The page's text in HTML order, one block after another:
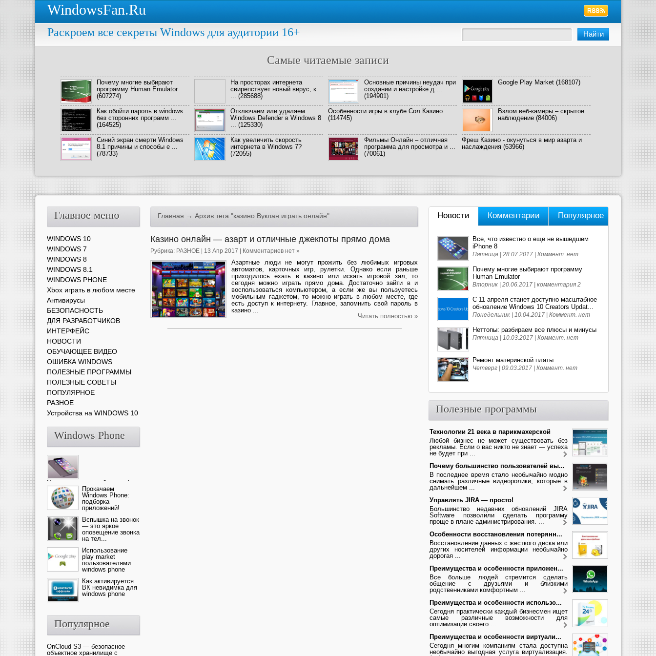
WindowsFan.Ru
Раскроем все секреты Windows для аудитории 16+
Самые читаемые записи
Почему многие выбирают
программу Human Emulator
(607274)
На просторах интернета
свирепствует новый вирус, к
... (285688)
Основные причины неудач при
создании и настройке д ...
(194901)
Google Play Market (168107)
Как обойти пароль в windows
без сторонних программ ...
(164525)
Отключаем или удаляем
Windows Defender в Windows 8
... (125330)
Особенности игры в клубе Сол Казино
(114745)
Взлом веб-камеры – скрытое
наблюдение (84006)
Синий экран смерти Windows
8.1 причины и способы е ...
(78733)
Как увеличить скорость
интернета в Windows 7?
(72055)
Фильмы Онлайн – отличная
программа для просмотра и ...
(70061)
Фреш Казино - окунуться в мир азарта и
наслаждения (63966)
Главная → Архив тега "казино Вуклан играть онлайн"
Казино онлайн — азарт и отличные джекпоты прямо дома
Рубрика: РАЗНОЕ | 13 Апр 2017 | Комментариев нет »
Азартные люди не могут прожить без любимых игровых
автоматов, карточных игр, рулетки. Однако если раньше
приходилось ехать в казино или искать игровой зал, то
сегодня можно играть прямо дома. Достаточно зайти в и
воспользоваться компьютером, а если же вы пользуетесь
мобильным гаджетом, то можно играть в любом месте, где
есть доступ к интернету. Главное, запомнить свой пароль в
казино ...
Читать полностью »
Главное меню
WINDOWS 10
WINDOWS 7
WINDOWS 8
WINDOWS 8.1
WINDOWS PHONE
Xbox играть в любом месте
Антивирусы
БЕЗОПАСНОСТЬ
ДЛЯ РАЗРАБОТЧИКОВ
ИНТЕРФЕЙС
НОВОСТИ
ОБУЧАЮЩЕЕ ВИДЕО
ОШИБКА WINDOWS
ПОЛЕЗНЫЕ ПРОГРАММЫ
ПОЛЕЗНЫЕ СОВЕТЫ
ПОПУЛЯРНОЕ
РАЗНОЕ
Устройства на WINDOWS 10
Windows Phone
Ультрасовременный смартфон
— это новика от компании Ap...
Прокачаем
Windows Phone:
подборка
приложений!
Вспышка на звонок
— это яркое
оповещение звонка
на тел...
Использование
play market
пользователями
windows phone
Как активируется
ВК невидимка для
windows phone
Популярное
OnCloud S3 — безопасное
объектное хранилище с
Новости Комментарии Популярное
Все, что известно о еще не вышедшем
iPhone 8
Пятница | 28.07.2017 | Коммент. нет
Почему многие выбирают программу
Human Emulator
Вторник | 20.06.2017 | комментария 2
С 11 апреля станет доступно масштабное
обновление Windows 10 Creators Updat...
Понедельник | 10.04.2017 | Коммент. нет
Неттопы: разбираем все плюсы и минусы
Пятница | 10.03.2017 | Коммент. нет
Ремонт материнской платы
Четверг | 09.03.2017 | Коммент. нет
Полезные программы
Технологии 21 века в парикмахерской
Любой бизнес не может существовать без
рекламы. Если о вас никто не знает — успеха
не будет при ...
Почему большинство пользователей вы...
В последнее время стало необычайно модно
снимать различные видеоролики, которые в
дальнейшем ...
Управлять JIRA — просто!
Большинство недавних обновлений JIRA
Software позволили сделать программу
проще в плане администрирования. ...
Особенности восстановления потерянн...
Восстановление данных с жесткого диска или
других носителей информации необычайно
дорогая ...
Преимущества и особенности приложен...
Все больше людей стремится сделать
общение с друзьями и близкими
родственниками комфортным ...
Преимущества и особенности использо...
Сегодня практически каждый бизнесмен ищет
самые различные возможности для
оптимизации своего ...
Преимущества и особенности виртуали...
Сегодня многим компаниям стала доступна
необычайно выгодная услуга виртуализация.